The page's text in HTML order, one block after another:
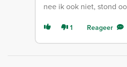
nee ik ook niet, stond
1 Reageer